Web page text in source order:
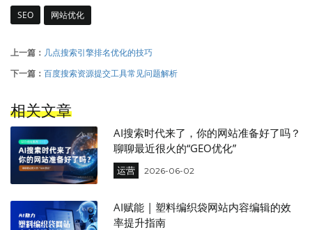
SEO 网站优化
上一篇： 几点搜索引擎排名优化的技巧
下一篇： 百度搜索资源提交工具常见问题解析
相关文章
AI搜索时代来了，你的网站准备好了吗？
聊聊最近很火的“GEO优化”
运营 2026-06-02
AI赋能 | 塑料编织袋网站内容编辑的效
率提升指南